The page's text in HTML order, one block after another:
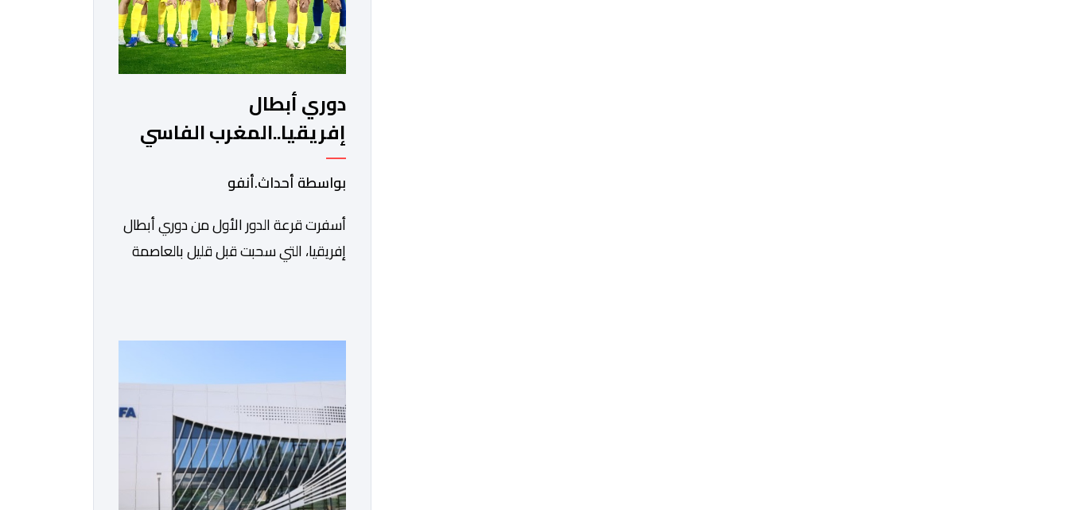
دوري أبطال
إفريقيا..المغرب الفاسي
يواجه رحيمو البوركينابي
بواسطة أحداث.أنفو
أسفرت قرعة الدور الأول من دوري أبطال
إفريقيا، التي سحبت قبل قليل بالعاصمة
موعد في هذا الدور مع الفائز من المباراة
التي تجمع بين ستار سبورت السييراليوني
ونادي المدينة الغامبي، حيث يطمح
الفريق […]